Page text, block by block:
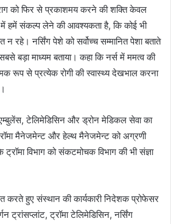
को फिर से प्रकाशमय करने की शक्ति केवल
में हमें संकल्प लेने की आवश्यकता है, कि कोई भी
न रहे। नर्सिंग पेशे को सर्वोच्च सम्मानित पेशा बताते
बड़ा माध्यम बताया। कहा कि नर्स में ममत्व की
रूप से प्रत्येक रोगी की स्वास्थ्य देखभाल करना
एम्बुलेंस, टेलिमेडिसिन और ड्रोन मेडिकल सेवा का
मैनेजमेन्ट और हेल्थ मैनेजमेन्ट को अग्रणी
ट्रॉमा विभाग को संकटमोचक विभाग की भी संज्ञा
करते हुए संस्थान की कार्यकारी निदेशक प्रोफेसर
ट्रांसप्लांट, ट्रॉमा टेलिमेडिसिन, नर्सिंग